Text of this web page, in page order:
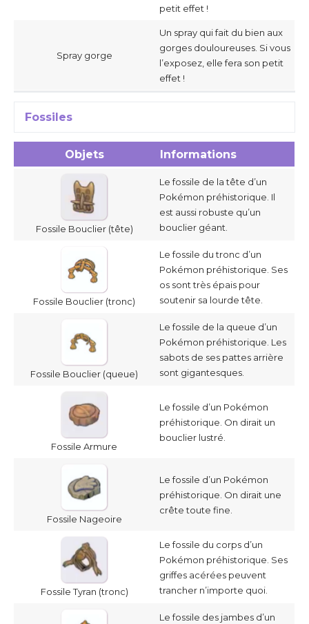
petit effet !
Spray gorge
Un spray qui fait du bien aux
gorges douloureuses. Si vous
l’exposez, elle fera son petit
effet !
Fossiles
Objets Informations
Fossile Bouclier (tête)
Le fossile de la tête d’un
Pokémon préhistorique. Il
est aussi robuste qu’un
bouclier géant.
Fossile Bouclier (tronc)
Le fossile du tronc d’un
Pokémon préhistorique. Ses
os sont très épais pour
soutenir sa lourde tête.
Fossile Bouclier (queue)
Le fossile de la queue d’un
Pokémon préhistorique. Les
sabots de ses pattes arrière
sont gigantesques.
Fossile Armure
Le fossile d’un Pokémon
préhistorique. On dirait un
bouclier lustré.
Fossile Nageoire
Le fossile d’un Pokémon
préhistorique. On dirait une
crête toute fine.
Fossile Tyran (tronc)
Le fossile du corps d’un
Pokémon préhistorique. Ses
griffes acérées peuvent
trancher n’importe quoi.
Le fossile des jambes d’un